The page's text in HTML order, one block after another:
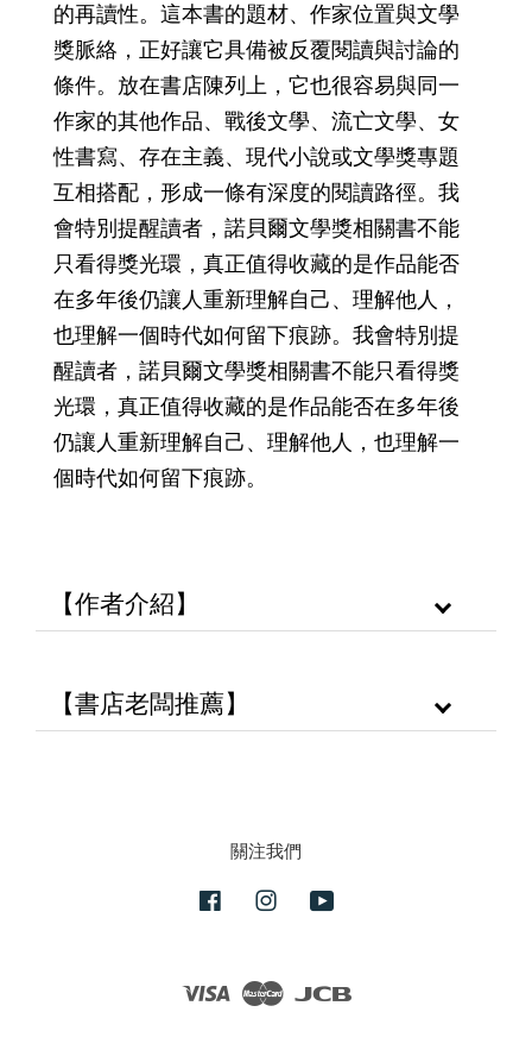
的再讀性。這本書的題材、作家位置與文學
獎脈絡，正好讓它具備被反覆閱讀與討論的
條件。放在書店陳列上，它也很容易與同一
作家的其他作品、戰後文學、流亡文學、女
性書寫、存在主義、現代小說或文學獎專題
互相搭配，形成一條有深度的閱讀路徑。我
會特別提醒讀者，諾貝爾文學獎相關書不能
只看得獎光環，真正值得收藏的是作品能否
在多年後仍讓人重新理解自己、理解他人，
也理解一個時代如何留下痕跡。我會特別提
醒讀者，諾貝爾文學獎相關書不能只看得獎
光環，真正值得收藏的是作品能否在多年後
仍讓人重新理解自己、理解他人，也理解一
個時代如何留下痕跡。
【作者介紹】
【書店老闆推薦】
關注我們
FacebookInstagram
Visa Master